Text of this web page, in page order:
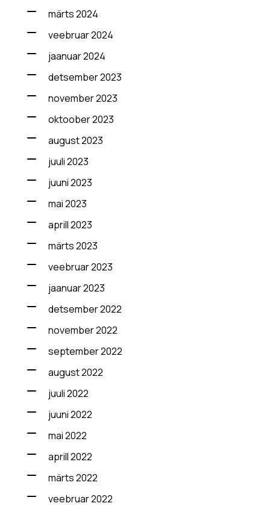
märts 2024
veebruar 2024
jaanuar 2024
detsember 2023
november 2023
oktoober 2023
august 2023
juuli 2023
juuni 2023
mai 2023
aprill 2023
märts 2023
veebruar 2023
jaanuar 2023
detsember 2022
november 2022
september 2022
august 2022
juuli 2022
juuni 2022
mai 2022
aprill 2022
märts 2022
veebruar 2022